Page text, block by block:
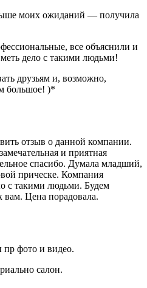
моих ожиданий — получила
все объяснили и
дело с такими людьми!
друзьям и, возможно,
большое! )*
отзыв о данной компании.
и приятная
спасибо. Думала младший,
прическе. Компания
с такими людьми. Будем
вам. Цена порадовала.
фото и видео.
салон.